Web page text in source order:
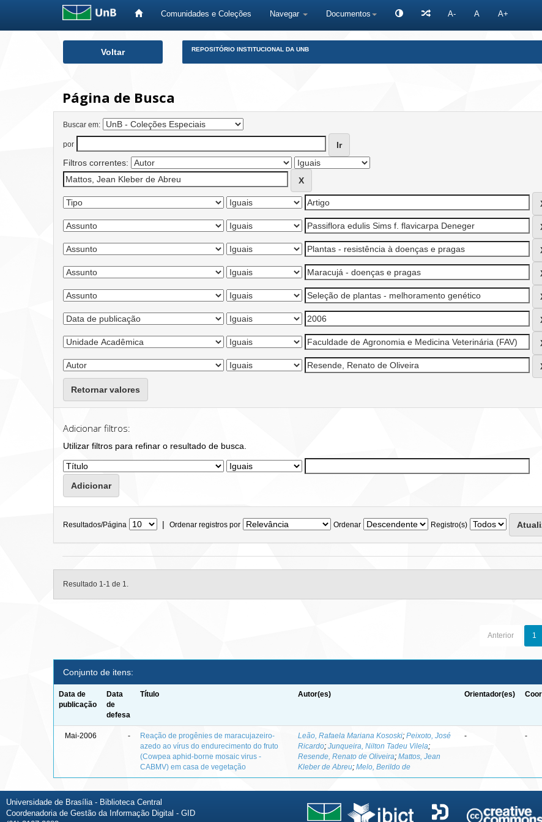
Comunidades e Coleções Navegar Documentos A- A A+
Voltar REPOSITÓRIO INSTITUCIONAL DA UNB
Página de Busca
Buscar em:
por
Filtros correntes:
Retornar valores
Adicionar filtros:
Utilizar filtros para refinar o resultado de busca.
Resultados/Página | Ordenar registros por Ordenar Registro(s)
Resultado 1-1 de 1.
Anterior 1
Conjunto de itens:
Data de
publicação
Data
de
defesa
Título Autor(es) Orientador(es)
Mai-2006 -
Reação de progênies de maracujazeiro-
azedo ao vírus do endurecimento do fruto
(Cowpea aphid-borne mosaic virus -
CABMV) em casa de vegetação
Leão, Rafaela Mariana Kososki;Peixoto, José
Ricardo;Junqueira, Nilton Tadeu Vilela;
Resende, Renato de Oliveira;Mattos, Jean
Kleber de Abreu;Melo, Berildo de
- -
Universidade de Brasília - Biblioteca Central
Coordenadoria de Gestão da Informação Digital - GID